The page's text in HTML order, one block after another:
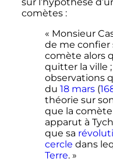
sur l’hypothèse
comètes :
« Monsieur
de me confier
comète alors
quitter la ville
observations
du 18 mars(
théorie sur
que la
apparut à
que sa
cercle dans
Terre. »